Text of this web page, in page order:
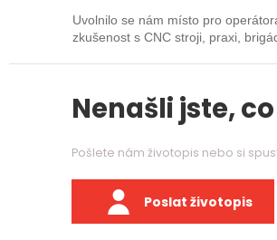
Uvolnilo se nám místo pro operátora CNC
zkušenost s CNC stroji, praxi, brigádu, ze školy nebo
Nenašli jste,
Pošlete nám životopis nebo si
Poslat životopis